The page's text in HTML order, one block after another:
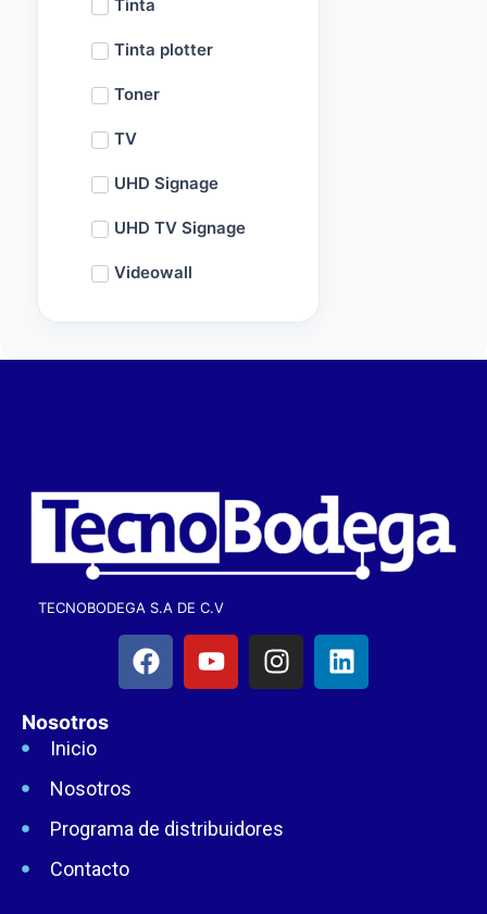
Tinta
Tinta plotter
Toner
TV
UHD Signage
UHD TV Signage
Videowall
TECNOBODEGA S.A DE C.V
Nosotros
Inicio
Nosotros
Programa de distribuidores
Contacto